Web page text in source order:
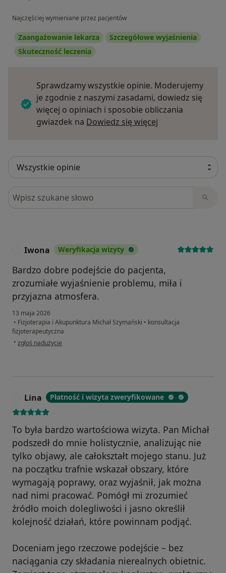
Najczęściej wymieniane przez pacjentów
Zaangażowanie lekarza
Szczegółowe wyjaśnienia
Skuteczność leczenia
Sprawdzamy wszystkie opinie. Moderujemy
je zgodnie z naszymi zasadami, dowiedz się
więcej o opiniach i sposobie obliczania
gwiazdek na Dowiedz się więcej
Szukaj w opiniach
Iwona Weryfikacja wizyty
Bardzo dobre podejście do pacjenta,
zrozumiałe wyjaśnienie problemu, miła i
przyjazna atmosfera.
13 maja 2026
• Fizjoterapia i Akupunktura Michał Szymański • konsultacja
fizjoterapeutyczna
• w opinii użytkownika Iwona
zgłoś nadużycie
Lina Płatność i wizyta zweryfikowane
To była bardzo wartościowa wizyta. Pan Michał
podszedł do mnie holistycznie, analizując nie
tylko objawy, ale całokształt mojego stanu. Już
na początku trafnie wskazał obszary, które
wymagają poprawy, oraz wyjaśnił, jak można
nad nimi pracować. Pomógł mi zrozumieć
źródło moich dolegliwości i jasno określił
kolejność działań, które powinnam podjąć.
Doceniam jego rzeczowe podejście – bez
naciągania czy składania nierealnych obietnic.